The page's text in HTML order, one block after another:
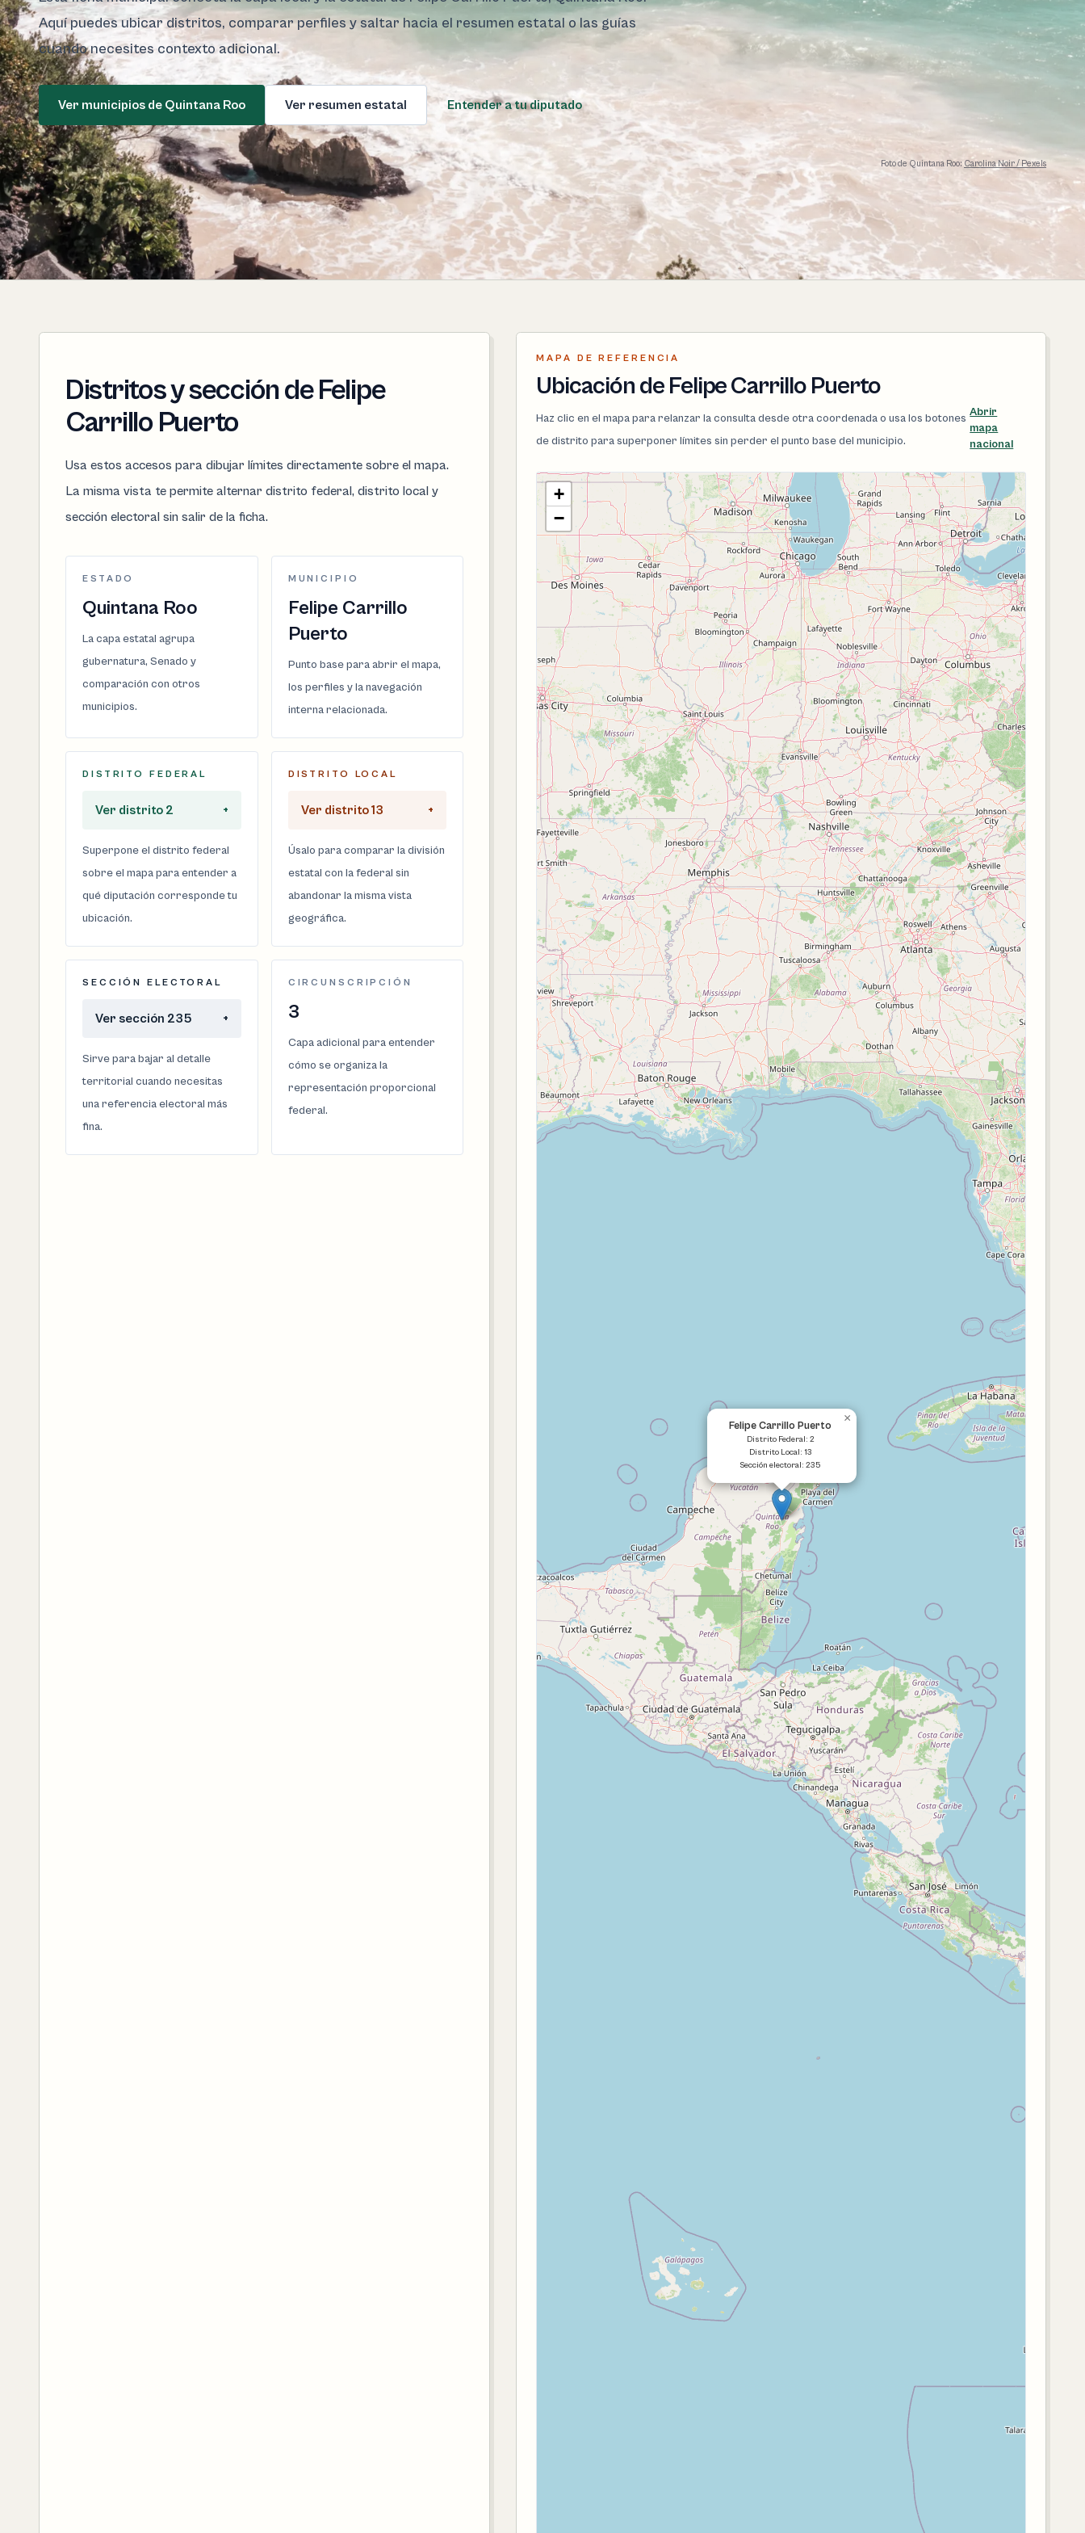
Aquí puedes ubicar distritos, comparar perfiles y saltar hacia el resumen estatal o las guías
cuando necesites contexto adicional.
Ver municipios de Quintana Roo Ver resumen estatal Entender a tu diputado
Foto de Quintana Roo: Carolina Noir / Pexels
Distritos y sección de Felipe
Carrillo Puerto
Usa estos accesos para dibujar límites directamente sobre el mapa.
La misma vista te permite alternar distrito federal, distrito local y
sección electoral sin salir de la ficha.
ESTADO
Quintana Roo
La capa estatal agrupa
gubernatura, Senado y
comparación con otros
municipios.
MUNICIPIO
Felipe Carrillo
Puerto
Punto base para abrir el mapa,
los perfiles y la navegación
interna relacionada.
DISTRITO FEDERAL
Ver distrito 2 +
Superpone el distrito federal
sobre el mapa para entender a
qué diputación corresponde tu
ubicación.
DISTRITO LOCAL
Ver distrito 13 +
Úsalo para comparar la división
estatal con la federal sin
abandonar la misma vista
geográfica.
SECCIÓN ELECTORAL
Ver sección 235 +
Sirve para bajar al detalle
territorial cuando necesitas
una referencia electoral más
fina.
CIRCUNSCRIPCIÓN
3
Capa adicional para entender
cómo se organiza la
representación proporcional
federal.
MAPA DE REFERENCIA
Ubicación de Felipe Carrillo Puerto
Haz clic en el mapa para relanzar la consulta desde otra coordenada o usa los botones
de distrito para superponer límites sin perder el punto base del municipio.
Abrir
mapa
nacional
Felipe Carrillo Puerto
Distrito Federal: 2
Distrito Local: 13
Sección electoral: 235
×
+
−